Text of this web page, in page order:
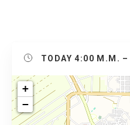
TODAY4:00 Μ.Μ.
+
−